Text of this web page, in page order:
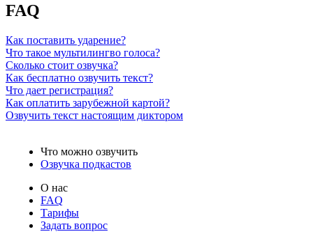
FAQ
Как поставить ударение?
Что такое мультилингво голоса?
Сколько стоит озвучка?
Как бесплатно озвучить текст?
Что дает регистрация?
Как оплатить зарубежной картой?
Озвучить текст настоящим диктором
Что можно озвучить
Озвучка подкастов
О нас
FAQ
Тарифы
Задать вопрос